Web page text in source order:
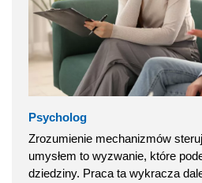
Psycholog
Zrozumienie mechanizmów
umysłem to wyzwanie, które
dziedziny. Praca ta wykracza